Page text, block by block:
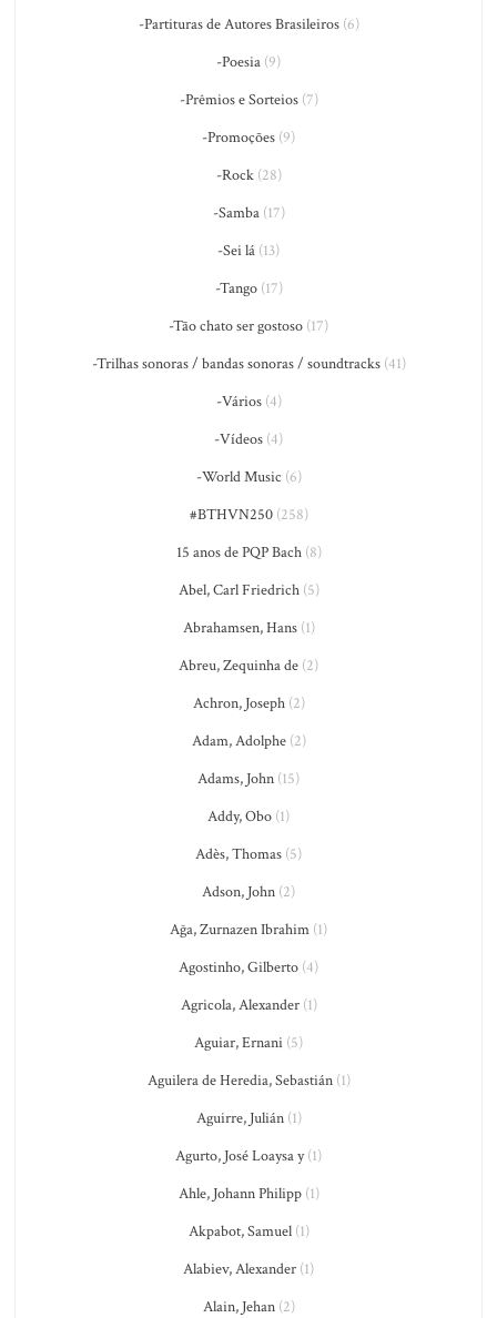
-Partituras de Autores Brasileiros(6)
-Poesia (9)
-Prêmios e Sorteios(7)
-Promoções (9)
-Rock(28)
-Samba(17)
-Sei lá (13)
-Tango(17)
-Tão chato ser gostoso (17)
-Trilhas sonoras / bandas sonoras / soundtracks(41)
-Vários(4)
-Vídeos (4)
-World Music (6)
#BTHVN250(258)
15 anos de PQP Bach(8)
Abel, Carl Friedrich(5)
Abrahamsen, Hans(1)
Abreu, Zequinha de (2)
Achron, Joseph(2)
Adam, Adolphe(2)
Adams, John (15)
Addy, Obo (1)
Adès, Thomas (5)
Adson, John (2)
Ağa, Zurnazen Ibrahim (1)
Agostinho, Gilberto (4)
Agricola, Alexander(1)
Aguiar, Ernani (5)
Aguilera de Heredia, Sebastián(1)
Aguirre, Julián(1)
Agurto, José Loaysa y(1)
Ahle, Johann Philipp(1)
Akpabot, Samuel(1)
Alabiev, Alexander (1)
Alain, Jehan(2)